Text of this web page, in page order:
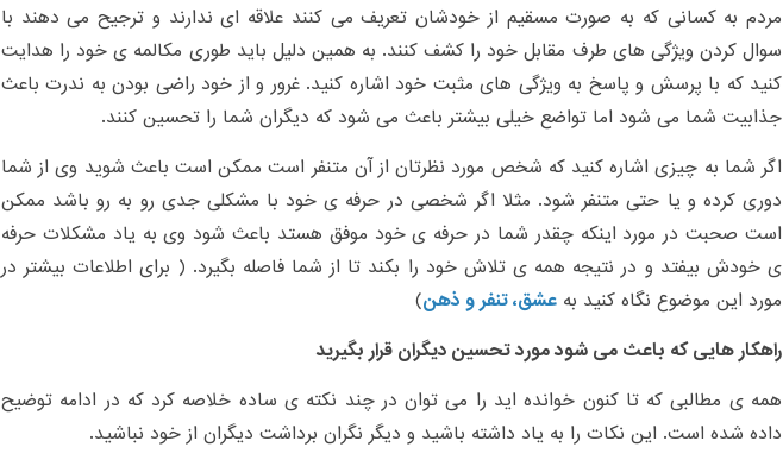
مردم به کسانی که به صورت مسقیم از خودشان تعریف می کنند علاقه ای ندارند و ترجیح می دهند با
سوال کردن ویژگی های طرف مقابل خود را کشف کنند. به همین دلیل باید طوری مکالمه ی خود را هدایت
کنید که با پرسش و پاسخ به ویژگی های مثبت خود اشاره کنید. غرور و از خود راضی بودن به ندرت باعث
جذابیت شما می شود اما تواضع خیلی بیشتر باعث می شود که دیگران شما را تحسین کنند.
اگر شما به چیزی اشاره کنید که شخص مورد نظرتان از آن متنفر است ممکن است باعث شوید وی از شما
دوری کرده و یا حتی متنفر شود. مثلا اگر شخصی در حرفه ی خود با مشکلی جدی رو به رو باشد ممکن
است صحبت در مورد اینکه چقدر شما در حرفه ی خود موفق هستد باعث شود وی به یاد مشکلات حرفه
ی خودش بیفتد و در نتیجه همه ی تلاش خود را بکند تا از شما فاصله بگیرد. ( برای اطلاعات بیشتر در
مورد این موضوع نگاه کنید به عشق، تنفر و ذهن)
راهکار هایی که باعث می شود مورد تحسین دیگران قرار بگیرید
همه ی مطالبی که تا کنون خوانده اید را می توان در چند نکته ی ساده خلاصه کرد که در ادامه توضیح
داده شده است. این نکات را به یاد داشته باشید و دیگر نگران برداشت دیگران از خود نباشید.